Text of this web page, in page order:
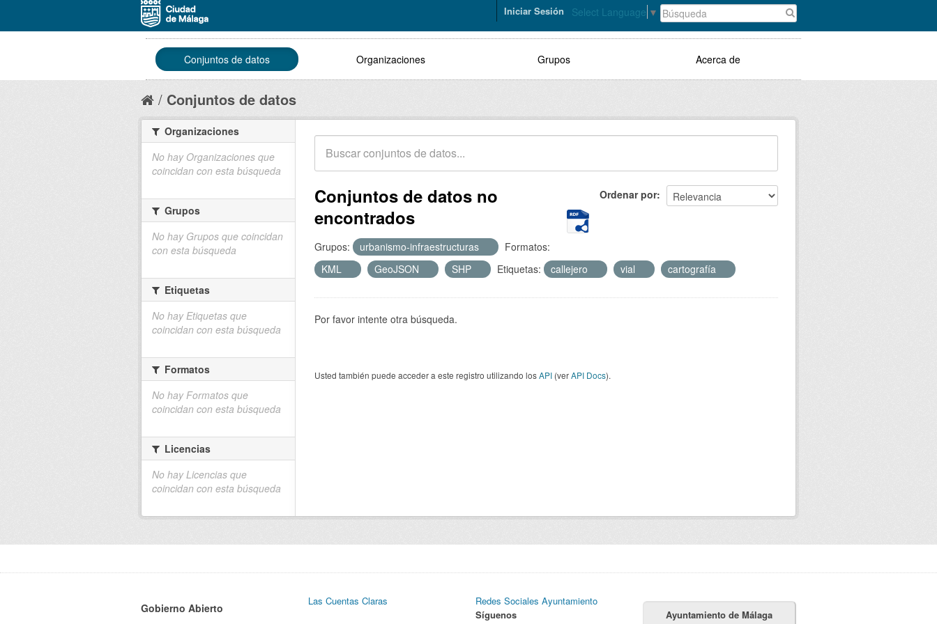
Select Language ▼
Iniciar Sesión
Conjuntos de datos Organizaciones Grupos Acerca de
Conjuntos de datos
Ordenar por
Conjuntos de datos no
encontrados
Grupos: urbanismo-infraestructuras
Formatos:
KML
GeoJSON SHP Etiquetas: callejero vial cartografía
Por favor intente otra búsqueda.
Usted también puede acceder a este registro utilizando losAPI (verAPI Docs).
Organizaciones
No hay Organizaciones que
coincidan con esta búsqueda
Grupos
No hay Grupos que coincidan
con esta búsqueda
Etiquetas
No hay Etiquetas que
coincidan con esta búsqueda
Formatos
No hay Formatos que
coincidan con esta búsqueda
Licencias
No hay Licencias que
coincidan con esta búsqueda
Gobierno Abierto
Las Cuentas Claras
Redes Sociales Ayuntamiento
Síguenos
Ayuntamiento de Málaga